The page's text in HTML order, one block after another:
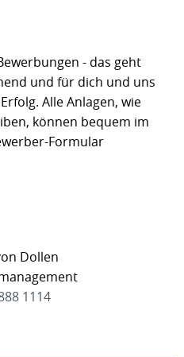
- das geht
und für dich und uns
Alle Anlagen, wie
können bequem im
Formular
Dollen
1114